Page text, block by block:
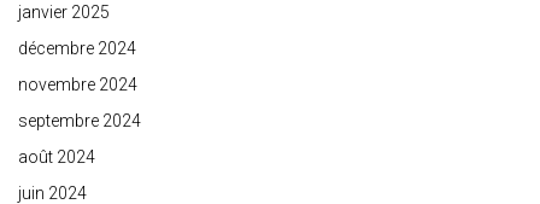
janvier 2025
décembre 2024
novembre 2024
septembre 2024
août 2024
juin 2024